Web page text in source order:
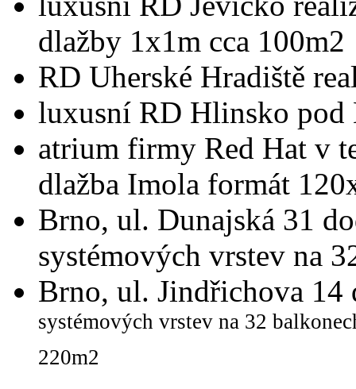
dlažby 1x1m cca 100m2
RD Uherské Hradiště
luxusní RD Hlinsko pod
atrium firmy Red Hat v
dlažba Imola formát
Brno, ul. Dunajská 31
systémových vrstev na
Brno, ul. Jindřichova 14
systémových vrstev na 32
220m2